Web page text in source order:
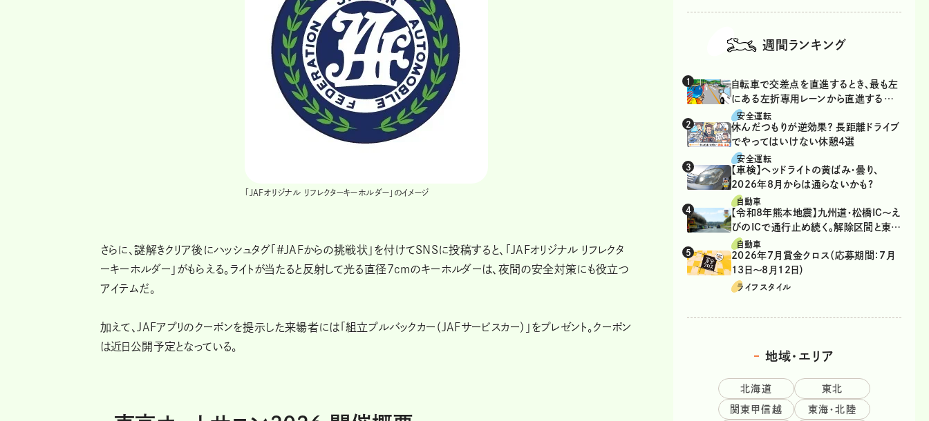
「JAFオリジナル リフレクターキーホルダー」のイメージ
さらに、謎解きクリア後にハッシュタグ「#JAFからの挑戦状」を付けてSNSに投稿すると、「JAFオリジナル リフレクタ
ーキーホルダー」がもらえる。ライトが当たると反射して光る直径7cmのキーホルダーは、夜間の安全対策にも役立つ
アイテムだ。
加えて、JAFアプリのクーポンを提示した来場者には「組立プルバックカー（JAFサービスカー）」をプレゼント。クーポン
は近日公開予定となっている。
週間ランキング
自転車で交差点を直進するとき、最も左
にある左折専用レーンから直進するの
は、違反？
安全運転
休んだつもりが逆効果？ 長距離ドライブ
でやってはいけない休憩4選
安全運転
【車検】ヘッドライトの黄ばみ・曇り、
2026年8月からは通らないかも?
自動車
【令和8年熊本地震】九州道・松橋IC～え
びのICで通行止め続く。解除区間と東九
州道の迂回ルート
自動車
2026年7月賞金クロス（応募期間：7月
13日～8月12日）
ライフスタイル
地域・エリア
北海道 東北
関東甲信越 東海・北陸